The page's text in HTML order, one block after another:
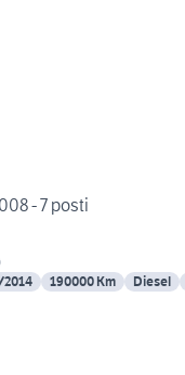
- 7 posti
190000 Km Diesel